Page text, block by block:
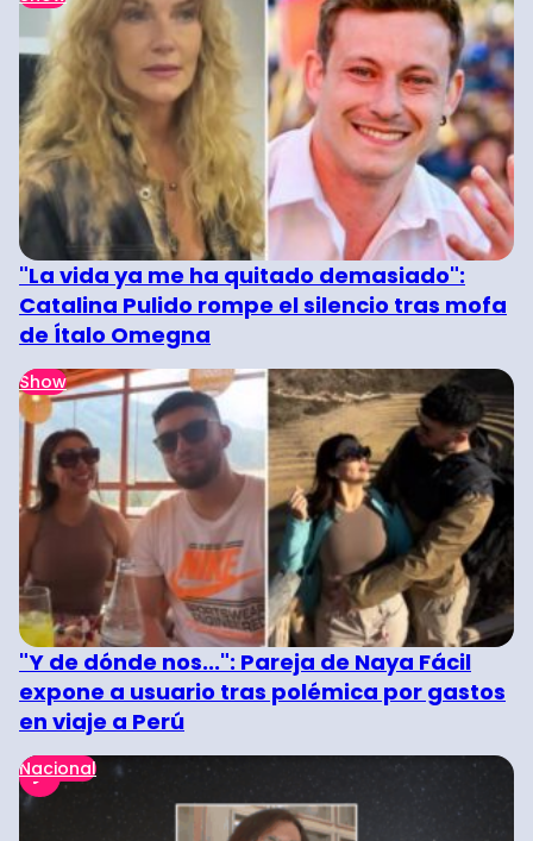
"La vida ya me ha quitado demasiado":
Catalina Pulido rompe el silencio tras mofa
de Ítalo Omegna
Show
"Y de dónde nos...": Pareja de Naya Fácil
expone a usuario tras polémica por gastos
en viaje a Perú
Nacional